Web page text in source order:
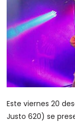
Este viernes 20
Justo 620) se